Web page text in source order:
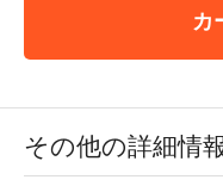
カ
その他の詳細情